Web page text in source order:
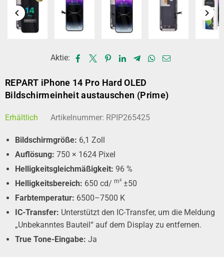
Aktie:
REPART iPhone 14 Pro Hard OLED
Bildschirmeinheit austauschen (Prime)
Erhältlich Artikelnummer: RPIP265425
Bildschirmgröße: 6,1 Zoll
Auflösung: 750 × 1624 Pixel
Helligkeitsgleichmäßigkeit: 96 %
Helligkeitsbereich: 650 cd/ m² ±50
Farbtemperatur: 6500–7500 K
IC-Transfer: Unterstützt den IC-Transfer, um die Meldung
„Unbekanntes Bauteil“ auf dem Display zu entfernen.
True Tone-Eingabe: Ja